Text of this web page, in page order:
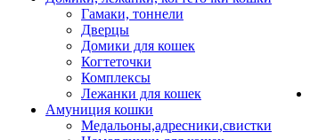
Гамаки, тоннели
Дверцы
Домики для кошек
Когтеточки
Комплексы
Лежанки для кошек
Амуниция кошки
Медальоны,адресники,свистки